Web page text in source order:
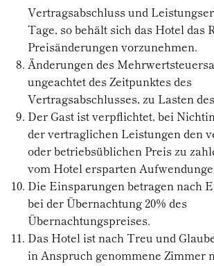
Vertragsabschluss und
Tage, so behält sich das Hotel das
Preisänderungen vorzunehmen.
Änderungen des
ungeachtet des Zeitpunktes des
Vertragsabschlusses, zu Lasten
Der Gast ist verpflichtet, bei
der vertraglichen Leistungen den
oder betriebsüblichen Preis zu
vom Hotel ersparten
Die Einsparungen betragen nach
bei der Übernachtung 20% des
Übernachtungspreises.
Das Hotel ist nach Treu und
in Anspruch genommene Zimmer